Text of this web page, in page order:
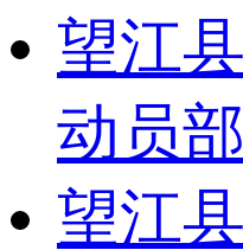
望江
动员
望江